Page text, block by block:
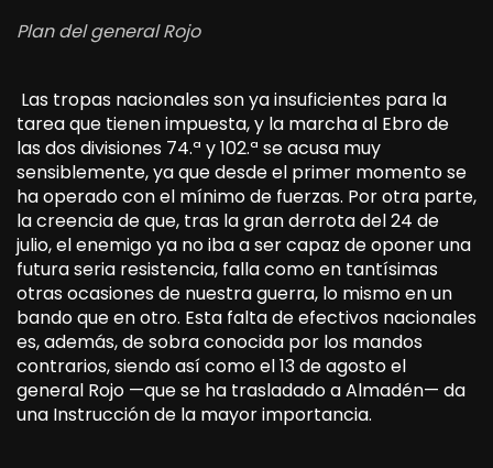
Plan del general Rojo
Las tropas nacionales son ya insuficientes para la
tarea que tienen impuesta, y la marcha al Ebro de
las dos divisiones 74.ª y 102.ª se acusa muy
sensiblemente, ya que desde el primer momento se
ha operado con el mínimo de fuerzas. Por otra parte,
la creencia de que, tras la gran derrota del 24 de
julio, el enemigo ya no iba a ser capaz de oponer una
futura seria resistencia, falla como en tantísimas
otras ocasiones de nuestra guerra, lo mismo en un
bando que en otro. Esta falta de efectivos nacionales
es, además, de sobra conocida por los mandos
contrarios, siendo así como el 13 de agosto el
general Rojo —que se ha trasladado a Almadén— da
una Instrucción de la mayor importancia.